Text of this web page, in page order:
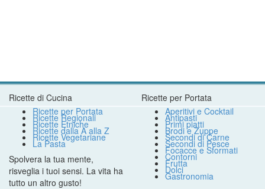
Ricette di Cucina
Ricette per Portata
Ricette Regionali
Ricette Etniche
Ricette dalla A alla Z
Ricette Vegetariane
La Pasta
Spolvera la tua mente,
risveglia i tuoi sensi. La vita ha
tutto un altro gusto!
Ricette per Portata
Aperitivi e Cocktail
Antipasti
Primi piatti
Brodi e Zuppe
Secondi di Carne
Secondi di Pesce
Focacce e Sformati
Contorni
Frutta
Dolci
Gastronomia